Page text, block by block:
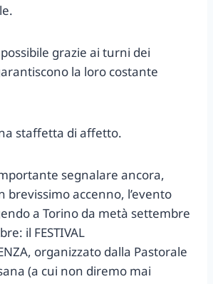
grazie ai turni dei
la loro costante
staffetta di affetto.
segnalare ancora,
brevissimo accenno, l’evento
a Torino da metà settembre
il FESTIVAL
organizzato dalla Pastorale
(a cui non diremo mai